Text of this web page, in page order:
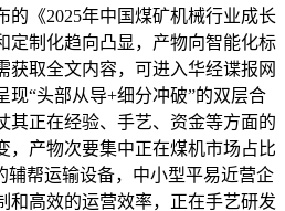
的《2025年中国煤矿机械行业成长
定制化趋向凸显，产物向智能化标
获取全文内容，可进入华经谍报网
现“头部从导+细分冲破”的双层合
其正在经验、手艺、资金等方面的
，产物次要集中正在煤机市场占比
辅帮运输设备，中小型平易近营企
和高效的运营效率，正在手艺研发